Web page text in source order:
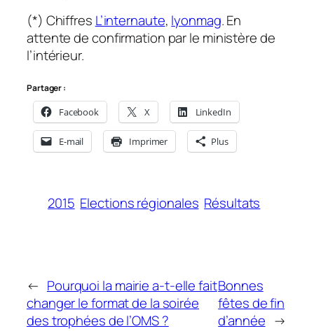
(*) Chiffres L’internaute, lyonmag. En
attente de confirmation par le ministère de
l’intérieur.
Partager :
Facebook X LinkedIn
E-mail Imprimer Plus
2015 Elections régionales Résultats
← Pourquoi la mairie a-t-elle fait
changer le format de la soirée
des trophées de l’OMS ?
Bonnes
fêtes de fin
d’année →